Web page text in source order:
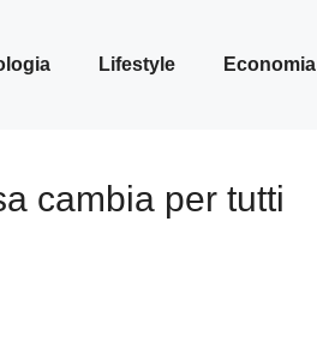
Lifestyle Economia
cambia per tutti